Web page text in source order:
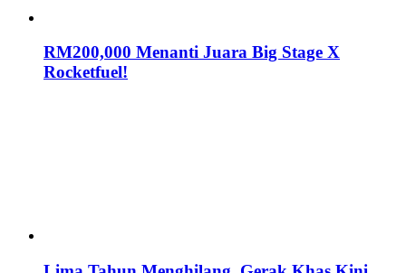
RM200,000 Menanti Juara Big Stage X
Rocketfuel!